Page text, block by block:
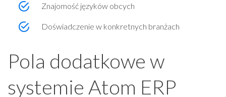
Znajomość języków obcych
Doświadczenie w konkretnych branżach
Pola dodatkowe w
systemie Atom ERP